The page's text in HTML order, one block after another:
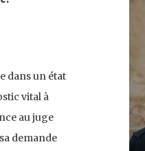
dans un état
vital à
au juge
demande